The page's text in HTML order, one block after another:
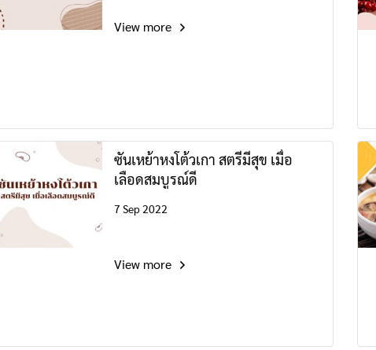
View more
ซันเหย้าหงโต้วเกา สตรีมีสุข เมื่อ
เลือดสมบูรณ์ดี
7 Sep 2022
View more